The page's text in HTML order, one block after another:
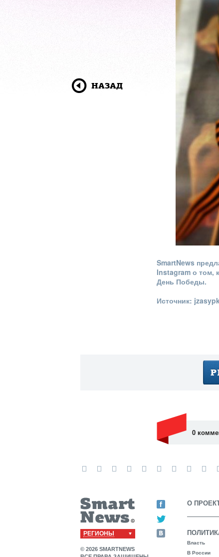
НАЗАД
SmartNews
Instagram о том,
День Победы.
Источник:
0
РЕГИОНЫ
© 2026 SMARTNEWS
О
Власть
В России